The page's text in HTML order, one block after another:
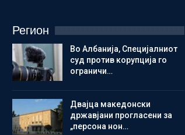
Регион
Во Албанија, Специјалниот
суд против корупција го
ограничи…
Двајца македонски
државјани прогласени за
„персона нон…